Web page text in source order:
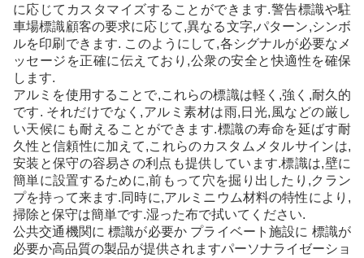
に応じてカスタマイズすることができます.警告標識や駐
車場標識顧客の要求に応じて,異なる文字,パターン,シンボ
ルを印刷できます. このようにして,各シグナルが必要なメ
ッセージを正確に伝えており,公衆の安全と快適性を確保
します.
アルミを使用することで,これらの標識は軽く,強く,耐久的
です. それだけでなく,アルミ素材は雨,日光,風などの厳し
い天候にも耐えることができます.標識の寿命を延ばす耐
久性と信頼性に加えて,これらのカスタムメタルサインは,
安装と保守の容易さの利点も提供しています.標識は,壁に
簡単に設置するために,前もって穴を掘り出したり,クラン
プを持って来ます.同時に,アルミニウム材料の特性により,
掃除と保守は簡単です.湿った布で拭いてください.
公共交通機関に 標識が必要か プライベート施設に 標識が
必要か高品質の製品が提供されますパーソナライゼーショ